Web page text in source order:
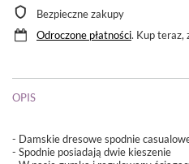
Bezpieczne zakupy
Odroczone płatności. Kup teraz,
OPIS
- Damskie dresowe spodnie
- Spodnie posiadają dwie kieszenie